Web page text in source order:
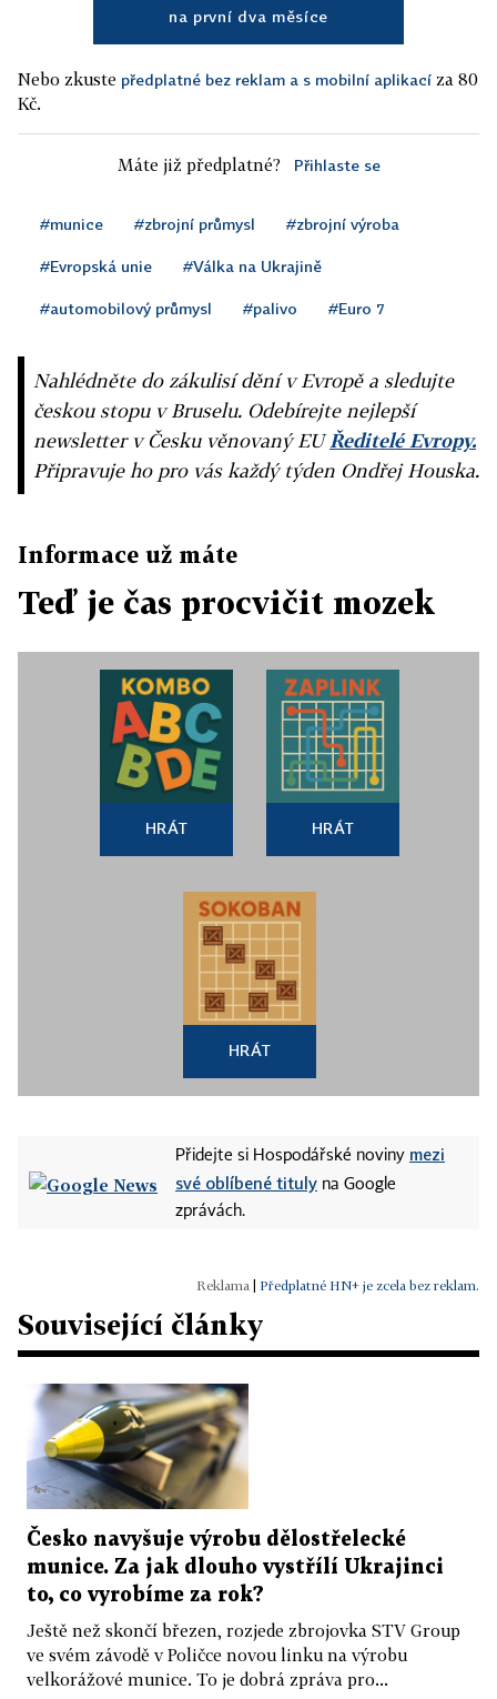
na první dva měsíce
Nebo zkuste předplatné bez reklam a s mobilní aplikací za 80
Kč.
Máte již předplatné? Přihlaste se
#munice #zbrojní průmysl #zbrojní výroba
#Evropská unie #Válka na Ukrajině
#automobilový průmysl #palivo #Euro 7
Nahlédněte do zákulisí dění v Evropě a sledujte
českou stopu v Bruselu. Odebírejte nejlepší
newsletter v Česku věnovaný EUŘeditelé Evropy.
Připravuje ho pro vás každý týden Ondřej Houska.
Informace už máte
Teď je čas procvičit mozek
HRÁT HRÁT
HRÁT
Přidejte si Hospodářské noviny mezi
své oblíbené tituly na Google
zprávách.
Předplatné HN+ je zcela bez reklam.
Související články
Česko navyšuje výrobu dělostřelecké
munice. Za jak dlouho vystřílí Ukrajinci
to, co vyrobíme za rok?
Ještě než skončí březen, rozjede zbrojovka STV Group
ve svém závodě v Poličce novou linku na výrobu
velkorážové munice. To je dobrá zpráva pro...